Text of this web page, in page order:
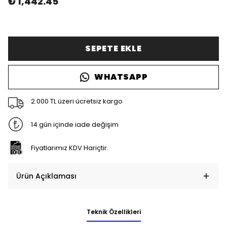
SEPETE EKLE
WHATSAPP
2.000 TL üzeri ücretsiz kargo
14 gün içinde iade değişim
Fiyatlarımız KDV Hariçtir.
Ürün Açıklaması
Teknik Özellikleri